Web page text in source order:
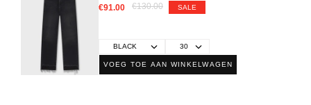
€91.00
€130.00 SALE
VOEG TOE AAN WINKELWAGEN